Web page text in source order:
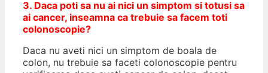
3. Daca poti sa nu ai nici un simptom si totusi sa
ai cancer, inseamna ca trebuie sa facem toti
colonoscopie?
Daca nu aveti nici un simptom de boala de
colon, nu trebuie sa faceti colonoscopie pentru